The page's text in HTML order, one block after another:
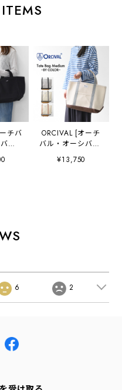
チバ
ル]
BAG
ッ
ング
ORCIVAL [オーチ
バル・オーシバル]
Tote Bag Medium
-BY COLOR- [OR-
LADY'S [2026SS]
¥13,750
6 2